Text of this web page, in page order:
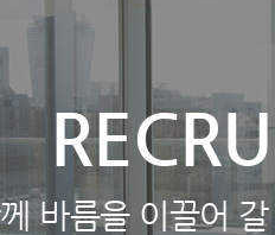
바름을 이끌어